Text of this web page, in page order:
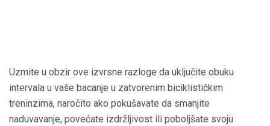
Uzmite u obzir ove izvrsne razloge da uključite obuku
intervala u vaše bacanje u zatvorenim biciklističkim
treninzima, naročito ako pokušavate da smanjite
naduvavanje, povećate izdržljivost ili poboljšate svoju